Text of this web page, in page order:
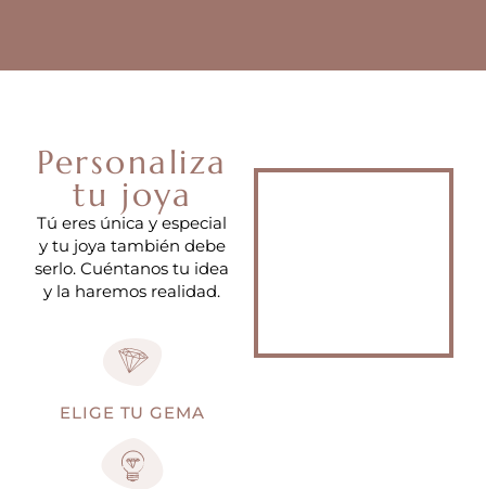
Personaliza
tu joya
Tú eres única y especial
y tu joya también debe
serlo. Cuéntanos tu idea
y la haremos realidad.
ELIGE TU GEMA